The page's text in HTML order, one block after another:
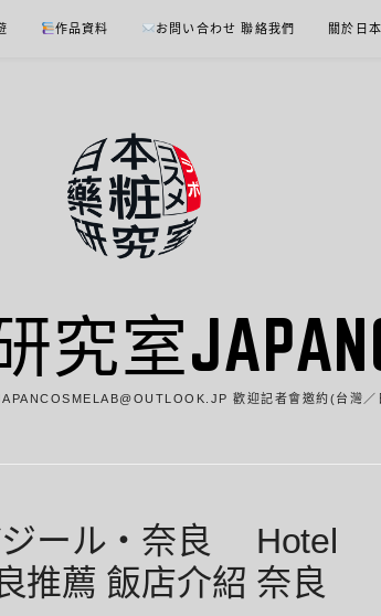
作品資料 お問い合わせ 聯絡我們 關於日
室
歡迎記者會邀約(台灣／
ジール・奈良 Hotel
推薦 飯店介紹 奈良